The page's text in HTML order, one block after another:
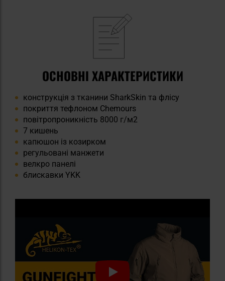
ОСНОВНІ ХАРАКТЕРИСТИКИ
конструкція з тканини SharkSkin та флісу
покриття тефлоном Chemours
повітропроникність 8000 г/м2
7 кишень
капюшон із козирком
регульовані манжети
велкро панелі
блискавки YKK